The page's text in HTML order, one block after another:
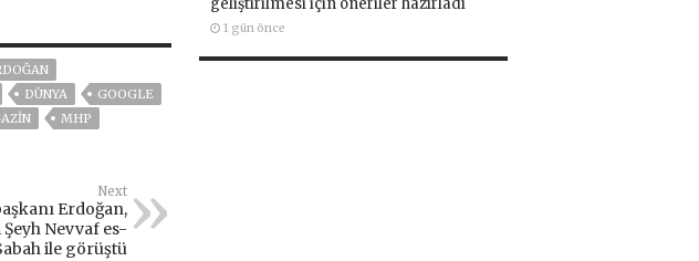
DÜNYA
GOOGLE
MHP
Next
Erdoğan,
Nevvaf es-
ile görüştü
geliştirilmesi için öneriler hazırladı
1 gün önce